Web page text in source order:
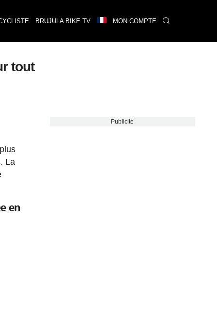
BRUJULA BIKE TV MON COMPTE
tout
La
en
Publicité